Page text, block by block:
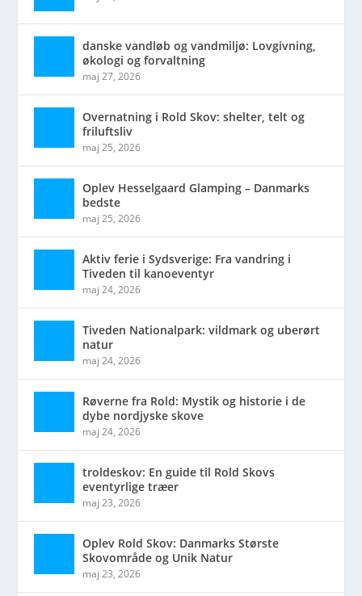
danske vandløb og vandmiljø: Lovgivning,
økologi og forvaltning
maj 27, 2026
Overnatning i Rold Skov: shelter, telt og
friluftsliv
maj 25, 2026
Oplev Hesselgaard Glamping – Danmarks
bedste
maj 25, 2026
Aktiv ferie i Sydsverige: Fra vandring i
Tiveden til kanoeventyr
maj 24, 2026
Tiveden Nationalpark: vildmark og uberørt
natur
maj 24, 2026
Røverne fra Rold: Mystik og historie i de
dybe nordjyske skove
maj 24, 2026
troldeskov: En guide til Rold Skovs
eventyrlige træer
maj 23, 2026
Oplev Rold Skov: Danmarks Største
Skovområde og Unik Natur
maj 23, 2026